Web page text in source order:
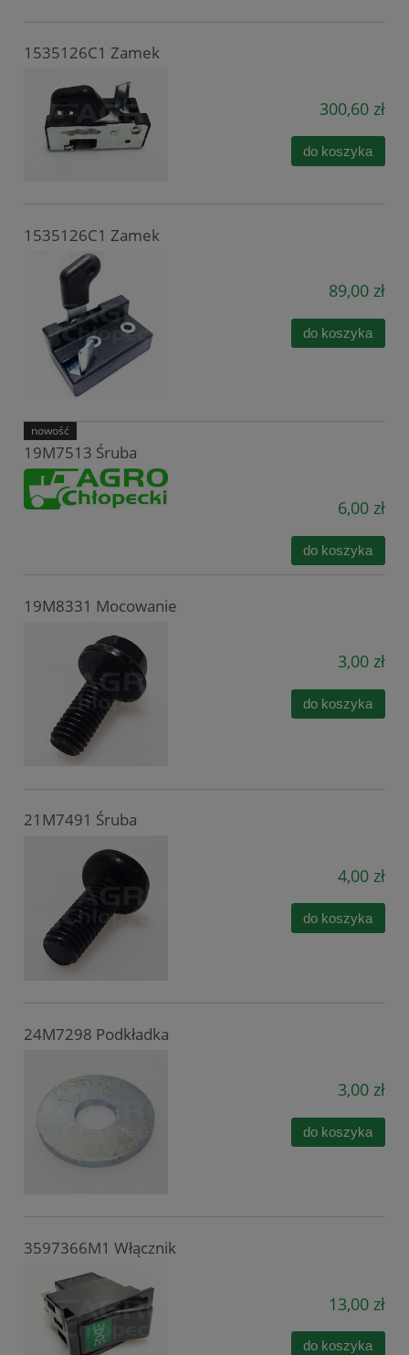
1535126C1 Zamek
300,60 zł
do koszyka
1535126C1 Zamek
89,00 zł
do koszyka
19M7513 Śruba
6,00 zł
do koszyka
nowość
19M8331 Mocowanie
3,00 zł
do koszyka
21M7491 Śruba
4,00 zł
do koszyka
24M7298 Podkładka
3,00 zł
do koszyka
3597366M1 Włącznik
13,00 zł
do koszyka